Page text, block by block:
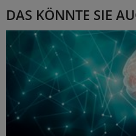
DAS KÖNNTE SIE